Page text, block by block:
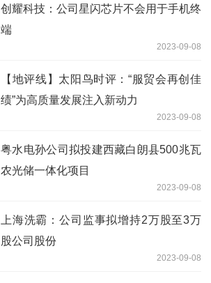
创耀科技：公司星闪芯片不会用于手机终
端
2023-09-08
【地评线】太阳鸟时评：“服贸会再创佳
绩”为高质量发展注入新动力
2023-09-08
粤水电孙公司拟投建西藏白朗县500兆瓦
农光储一体化项目
2023-09-08
上海洗霸：公司监事拟增持2万股至3万
股公司股份
2023-09-08